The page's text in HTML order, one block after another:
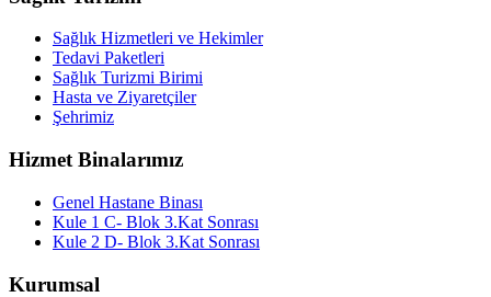
Sağlık Hizmetleri ve Hekimler
Tedavi Paketleri
Sağlık Turizmi Birimi
Hasta ve Ziyaretçiler
Şehrimiz
Hizmet Binalarımız
Genel Hastane Binası
Kule 1 C- Blok 3.Kat Sonrası
Kule 2 D- Blok 3.Kat Sonrası
Kurumsal